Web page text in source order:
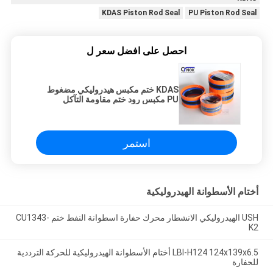
PU Piston Rod Seal
KDAS Piston Rod Seal
احصل على افضل سعر ل
KDAS ختم مكبس هيدروليكي مضغوط
PU مكبس رود ختم مقاومة التآكل
استمر
أختام الأسطوانة الهيدروليكية
USH الهيدروليكي الانشطار محرك حفارة اسطوانة النفط ختم CU1343-
K2
LBI-H124 124x139x6.5 أختام الأسطوانة الهيدروليكية للحركة الترددية
للحفارة